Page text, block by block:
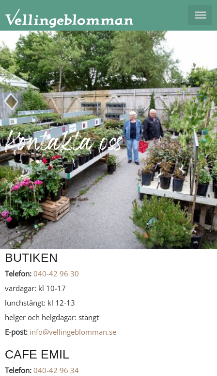
Kontakta oss
BUTIKEN
Telefon: 040-42 96 30
vardagar: kl 10-17
lunchstängt: kl 12-13
helger och helgdagar: stängt
E-post: info@vellingeblomman.se
CAFE EMIL
Telefon: 040-42 96 34